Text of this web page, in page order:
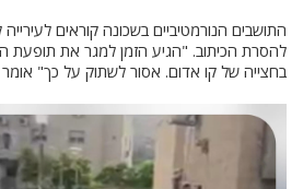
התושבים הנורמטיביים בשכונה קוראים
להסרת הכיתוב. "הגיע הזמן למגר את תופעת
בחצייה של קו אדום. אסור לשתוק על כך"